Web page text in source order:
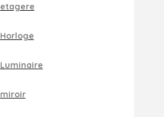
etagere
Horloge
Luminaire
miroir